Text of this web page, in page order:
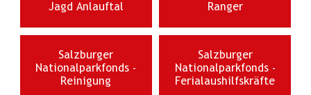
Jagd Anlauftal
Ranger
Salzburger
Nationalparkfonds -
Reinigung
Salzburger
Nationalparkfonds -
Ferialaushilfskräfte